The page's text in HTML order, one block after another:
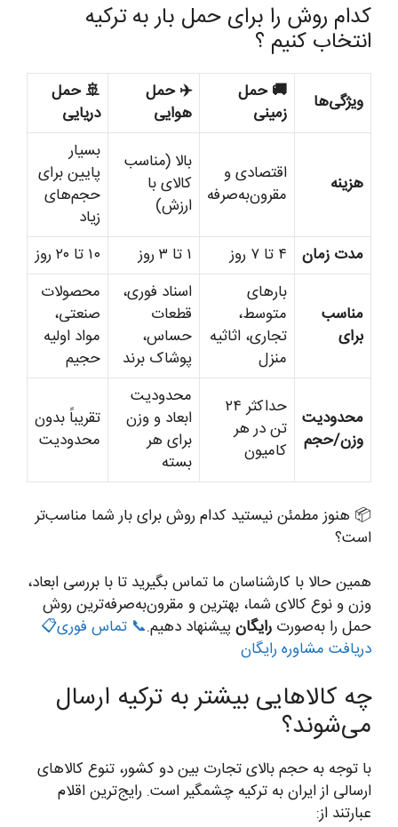
کدام روش را برای حمل بار به ترکیه
انتخاب کنیم ؟
ویژگی‌ها
🚚 حمل
زمینی
✈️ حمل
هوایی
🚢 حمل
دریایی
هزینه
اقتصادی و
مقرون‌به‌صرفه
بالا (مناسب
کالای با
ارزش)
بسیار
پایین برای
حجم‌های
زیاد
مدت زمان
۴ تا ۷ روز ۱ تا ۳ روز ۱۰ تا ۲۰ روز
مناسب
برای
بارهای
متوسط،
تجاری، اثاثیه
منزل
اسناد فوری،
قطعات
حساس،
پوشاک برند
محصولات
صنعتی،
مواد اولیه
حجیم
محدودیت
وزن/حجم
حداکثر ۲۴
تن در هر
کامیون
محدودیت
ابعاد و وزن
برای هر
بسته
تقریباً بدون
محدودیت
📦 هنوز مطمئن نیستید کدام روش برای بار شما مناسب‌تر
است؟
همین حالا با کارشناسان ما تماس بگیرید تا با بررسی ابعاد،
وزن و نوع کالای شما، بهترین و مقرون‌به‌صرفه‌ترین روش
حمل را به‌صورت رایگانپیشنهاد دهیم.📞 تماس فوری📋
دریافت مشاوره رایگان
چه کالاهایی بیشتر به ترکیه ارسال
می‌شوند؟
با توجه به حجم بالای تجارت بین دو کشور، تنوع کالاهای
ارسالی از ایران به ترکیه چشمگیر است. رایج‌ترین اقلام
عبارتند از: